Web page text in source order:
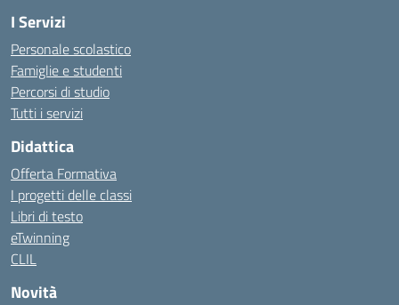
I Servizi
Personale scolastico
Famiglie e studenti
Percorsi di studio
Tutti i servizi
Didattica
Offerta Formativa
I progetti delle classi
Libri di testo
eTwinning
CLIL
Novità